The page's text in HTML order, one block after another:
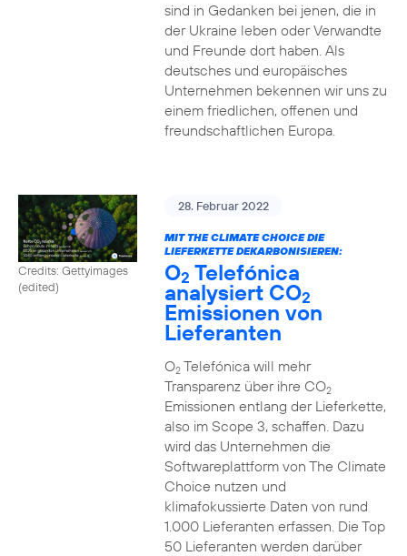
sind in Gedanken bei jenen, die in
der Ukraine leben oder Verwandte
und Freunde dort haben. Als
deutsches und europäisches
Unternehmen bekennen wir uns zu
einem friedlichen, offenen und
freundschaftlichen Europa.
Credits: Gettyimages
(edited)
28. Februar 2022
MIT THE CLIMATE CHOICE DIE
LIEFERKETTE DEKARBONISIEREN:
O2 Telefónica
analysiert CO2
Emissionen von
Lieferanten
O2Telefónica will mehr
Transparenz über ihre CO2
Emissionen entlang der Lieferkette,
also im Scope 3, schaffen. Dazu
wird das Unternehmen die
Softwareplattform von The Climate
Choice nutzen und
klimafokussierte Daten von rund
1.000 Lieferanten erfassen. Die Top
50 Lieferanten werden darüber